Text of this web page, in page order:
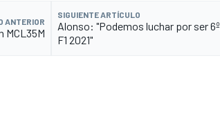
ANTERIOR
MCL35M
SIGUIENTE ARTÍCULO
Alonso: "Podemos luchar por ser
F1 2021"